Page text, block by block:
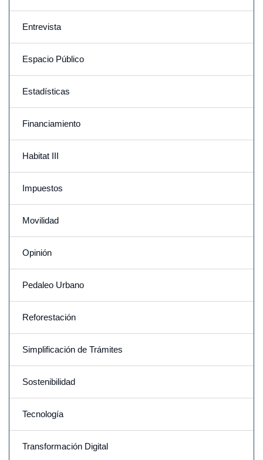
Entrevista
Espacio Público
Estadísticas
Financiamiento
Habitat III
Impuestos
Movilidad
Opinión
Pedaleo Urbano
Reforestación
Simplificación de Trámites
Sostenibilidad
Tecnología
Transformación Digital